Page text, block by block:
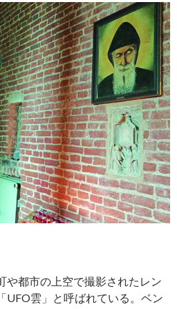
や都市の上空で撮影されたレン
UFO雲」と呼ばれている。ベン